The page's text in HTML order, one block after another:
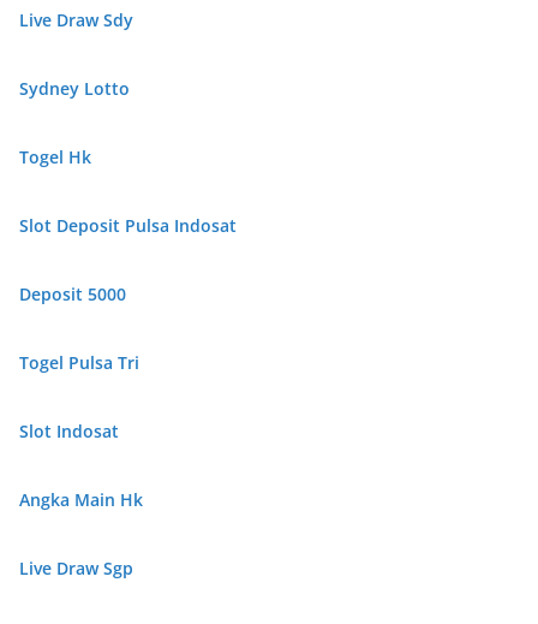
Live Draw Sdy
Sydney Lotto
Togel Hk
Slot Deposit Pulsa Indosat
Deposit 5000
Togel Pulsa Tri
Slot Indosat
Angka Main Hk
Live Draw Sgp